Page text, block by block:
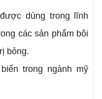
dùng trong lĩnh
các sản phẩm bôi
bỏng.
trong ngành mỹ